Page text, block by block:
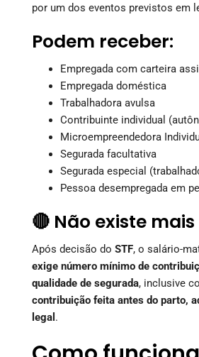
por um dos eventos previstos em
Podem receber:
Empregada com carteira
Empregada doméstica
Trabalhadora avulsa
Contribuinte individual
Microempreendedora
Segurada facultativa
Segurada especial
Pessoa desempregada em
🔴 Não existe
Após decisão do STF, o salário-
exige número mínimo de
qualidade de segurada, inclusive
contribuição feita antes do parto,
legal .